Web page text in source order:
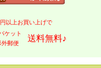
以上お買い上げで
ケット
外郵便
送料無料♪